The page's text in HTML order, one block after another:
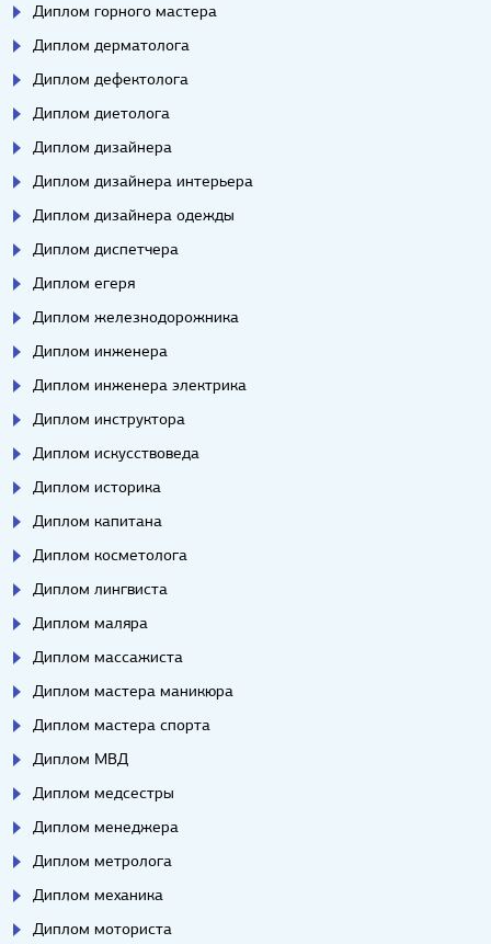
Диплом горного мастера
Диплом дерматолога
Диплом дефектолога
Диплом диетолога
Диплом дизайнера
Диплом дизайнера интерьера
Диплом дизайнера одежды
Диплом диспетчера
Диплом егеря
Диплом железнодорожника
Диплом инженера
Диплом инженера электрика
Диплом инструктора
Диплом искусствоведа
Диплом историка
Диплом капитана
Диплом косметолога
Диплом лингвиста
Диплом маляра
Диплом массажиста
Диплом мастера маникюра
Диплом мастера спорта
Диплом МВД
Диплом медсестры
Диплом менеджера
Диплом метролога
Диплом механика
Диплом моториста